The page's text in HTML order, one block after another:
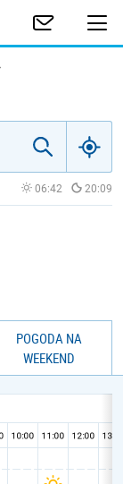
06:42 20:09
POGODA NA
WEEKEND